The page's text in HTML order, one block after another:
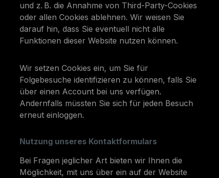
und z. B. die Annahme von Third-Party-Cookies
oder allen Cookies ablehnen. Wir weisen Sie
darauf hin, dass Sie eventuell nicht alle
Funktionen dieser Website nutzen können.
Wir setzen Cookies ein, um Sie für
Folgebesuche identifizieren zu können, falls Sie
über einen Account bei uns verfügen.
Andernfalls müssten Sie sich für jeden Besuch
erneut einloggen.
Nutzung unseres Kontaktformulars
Bei Fragen jeglicher Art bieten wir Ihnen die
Möglichkeit, mit uns über ein auf der Website